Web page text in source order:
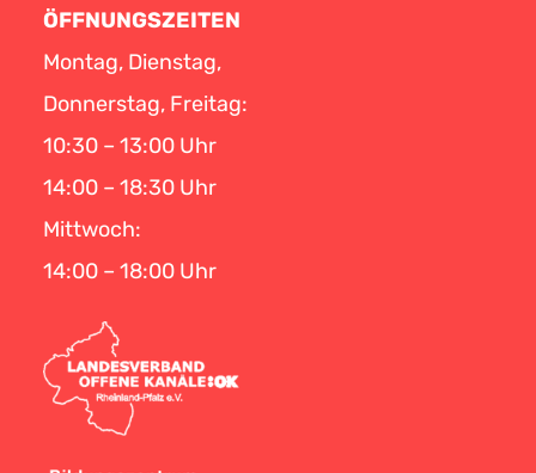
ÖFFNUNGSZEITEN
Montag, Dienstag,
Donnerstag, Freitag:
10:30 – 13:00 Uhr
14:00 – 18:30 Uhr
Mittwoch:
14:00 – 18:00 Uhr